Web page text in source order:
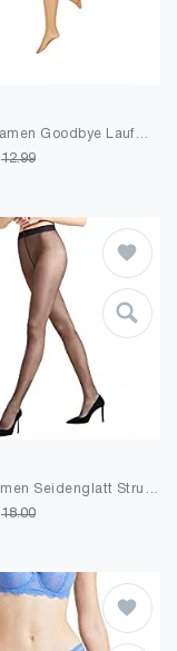
12.99
18.00